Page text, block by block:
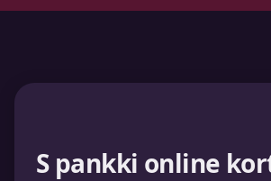
S pankki online